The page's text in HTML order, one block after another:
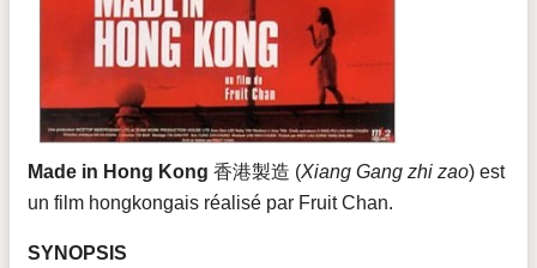
Made in Hong Kong 香港製造 (Xiang Gang zhi zao) est
un film hongkongais réalisé par Fruit Chan.
SYNOPSIS